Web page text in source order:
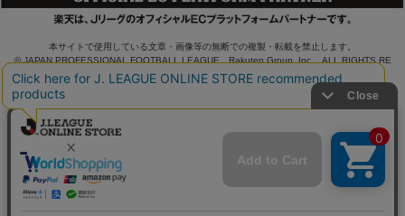
本サイトで使用している文章・画像等の無断での複製・転載を禁止します。
© JAPAN PROFESSIONAL FOOTBALL LEAGUE Rakuten Group, Inc. ALL RIGHTS RE
SERVED.